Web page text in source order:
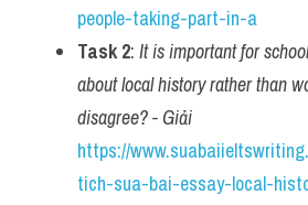
Giải đề THPT
Report đề thi thật IELTS
Đề thi thật Task 1
Adv
people-taking-part-in-a
Task 2: It is important for
about local history rather than
https://
tich-sua-bai-essay-local-